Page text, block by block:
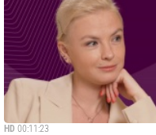
HD 00:11:23